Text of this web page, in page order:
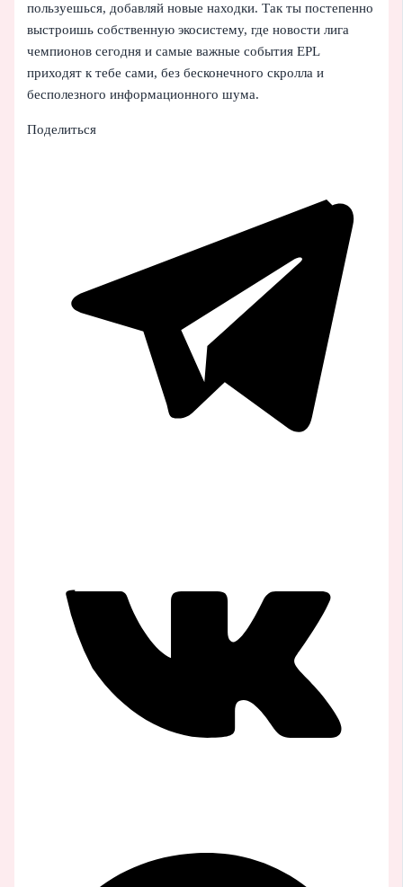
пользуешься, добавляй новые находки. Так ты постепенно
выстроишь собственную экосистему, где новости лига
чемпионов сегодня и самые важные события EPL
приходят к тебе сами, без бесконечного скролла и
бесполезного информационного шума.
Поделиться